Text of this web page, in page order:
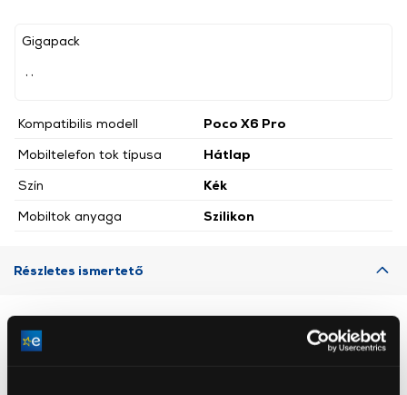
Gigapack
Kompatibilis modell
Poco X6 Pro
Mobiltelefon tok típusa
Hátlap
Szín
Kék
Mobiltok anyaga
Szilikon
Részletes ismertető